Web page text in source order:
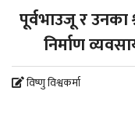
पूर्वभाउजू र उनका
निर्माण
विष्णु विश्वकर्मा